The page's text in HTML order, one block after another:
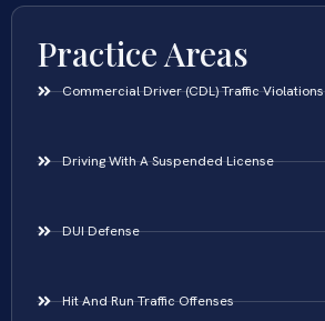
Practice Areas
Commercial Driver (CDL) Traffic Violations
Driving With A Suspended License
DUI Defense
Hit And Run Traffic Offenses